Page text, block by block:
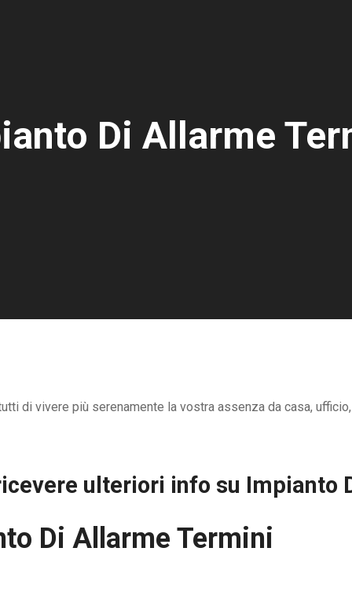
Di Allarme
di vivere più serenamente la vostra assenza da casa,
ulteriori info su Impianto
Di Allarme Termini